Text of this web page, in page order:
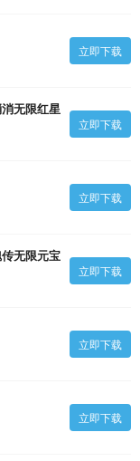
立即下载
无限红星
立即下载
立即下载
无限元宝
立即下载
立即下载
立即下载